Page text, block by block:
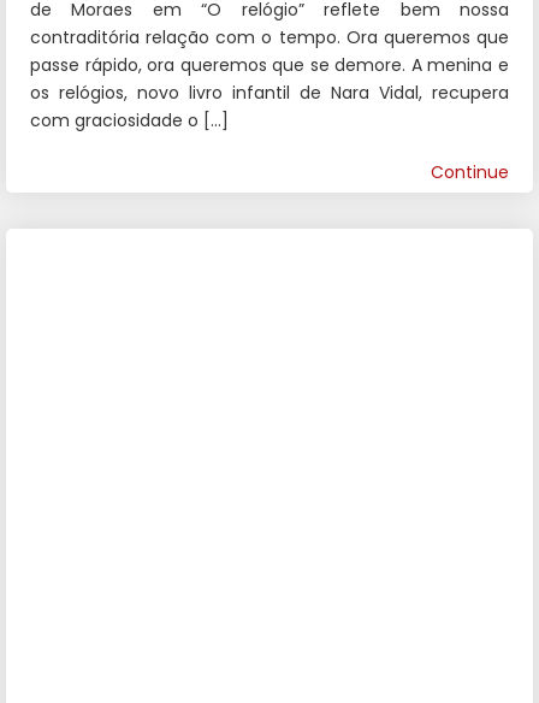
de Moraes em “O relógio” reflete bem nossa
contraditória relação com o tempo. Ora queremos que
passe rápido, ora queremos que se demore. A menina e
os relógios, novo livro infantil de Nara Vidal, recupera
com graciosidade o […]
Continue